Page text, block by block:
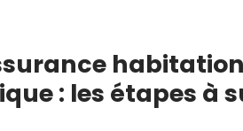
: les étapes à